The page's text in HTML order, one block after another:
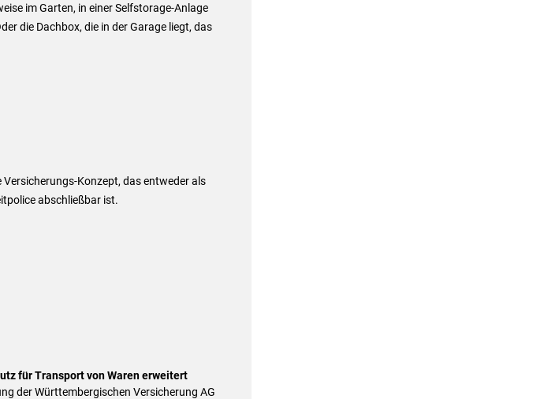
im Garten, in einer Selfstorage-Anlage
die Dachbox, die in der Garage liegt, das
Konzept, das entweder als
abschließbar ist.
für Transport von Waren erweitert
der Württembergischen Versicherung AG